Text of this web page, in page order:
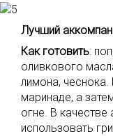
Лучший
Как готовить:
оливкового
лимона,
маринаде, а
огне. В
использовать